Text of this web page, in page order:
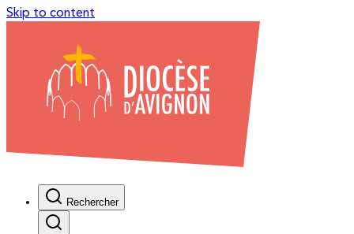
Skip to content
Rechercher